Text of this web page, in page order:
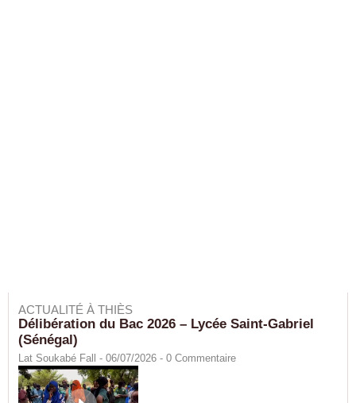
ACTUALITÉ À THIÈS
Délibération du Bac 2026 – Lycée Saint-Gabriel
(Sénégal)
Lat Soukabé Fall - 06/07/2026 - 0 Commentaire